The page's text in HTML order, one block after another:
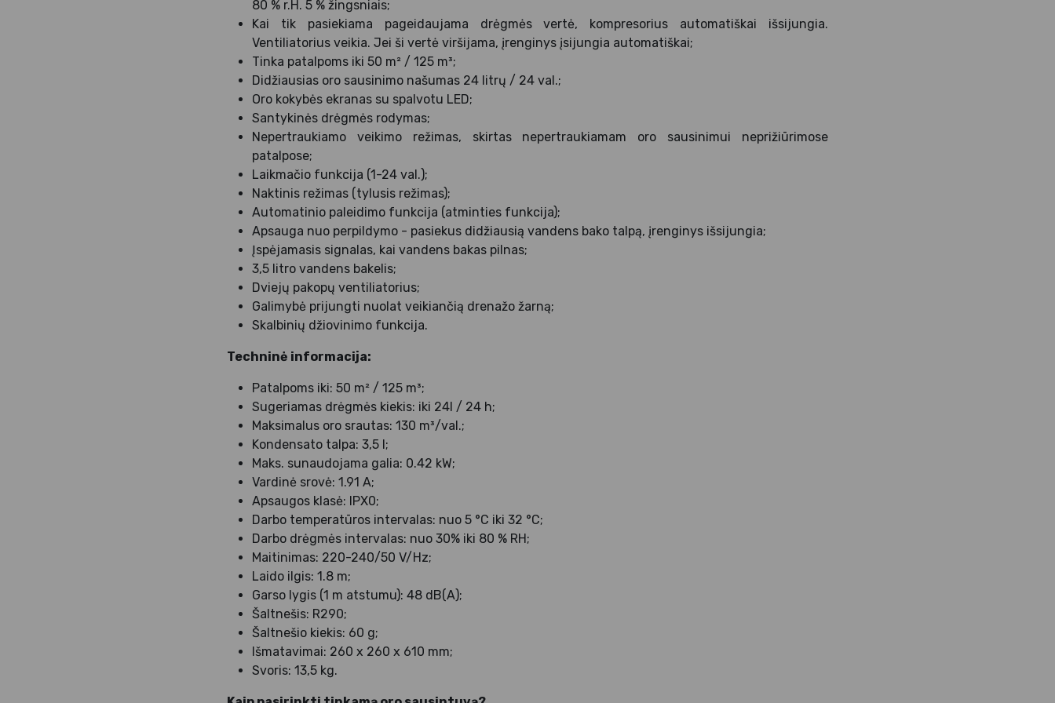
80 % r.H. 5 % žingsniais;
Kai tik pasiekiama pageidaujama drėgmės vertė, kompresorius automatiškai išsijungia.
Ventiliatorius veikia. Jei ši vertė viršijama, įrenginys įsijungia automatiškai;
Tinka patalpoms iki 50 m² / 125 m³;
Didžiausias oro sausinimo našumas 24 litrų / 24 val.;
Oro kokybės ekranas su spalvotu LED;
Santykinės drėgmės rodymas;
Nepertraukiamo veikimo režimas, skirtas nepertraukiamam oro sausinimui neprižiūrimose
patalpose;
Laikmačio funkcija (1-24 val.);
Naktinis režimas (tylusis režimas);
Automatinio paleidimo funkcija (atminties funkcija);
Apsauga nuo perpildymo - pasiekus didžiausią vandens bako talpą, įrenginys išsijungia;
Įspėjamasis signalas, kai vandens bakas pilnas;
3,5 litro vandens bakelis;
Dviejų pakopų ventiliatorius;
Galimybė prijungti nuolat veikiančią drenažo žarną;
Skalbinių džiovinimo funkcija.
Techninė informacija:
Patalpoms iki: 50 m² / 125 m³;
Sugeriamas drėgmės kiekis: iki 24l / 24 h;
Maksimalus oro srautas: 130 m³/val.;
Kondensato talpa: 3,5 l;
Maks. sunaudojama galia: 0.42 kW;
Vardinė srovė: 1.91 A;
Apsaugos klasė: IPX0;
Darbo temperatūros intervalas: nuo 5 °C iki 32 °C;
Darbo drėgmės intervalas: nuo 30% iki 80 % RH;
Maitinimas: 220-240/50 V/Hz;
Laido ilgis: 1.8 m;
Garso lygis (1 m atstumu): 48 dB(A);
Šaltnešis: R290;
Šaltnešio kiekis: 60 g;
Išmatavimai: 260 x 260 x 610 mm;
Svoris: 13,5 kg.